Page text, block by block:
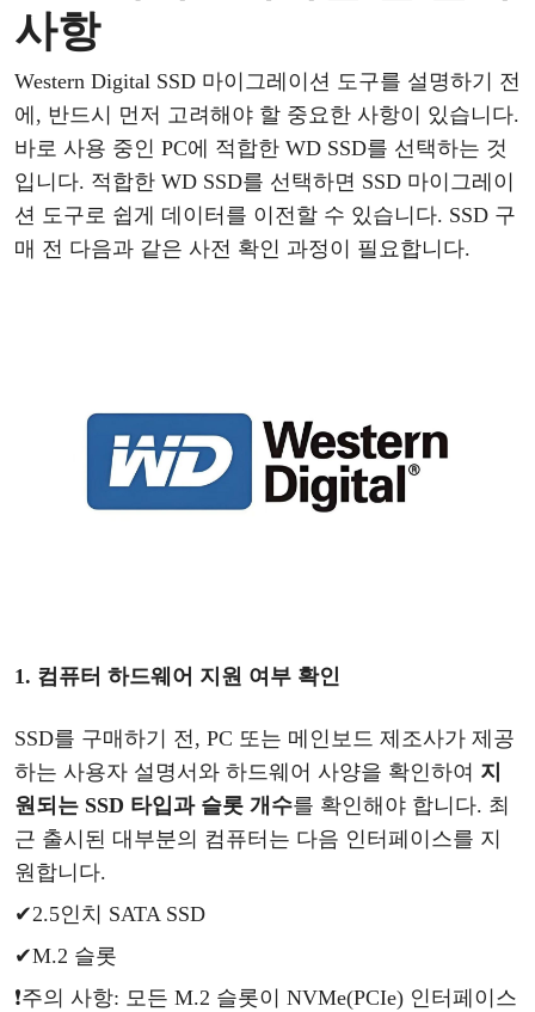
사항
Western Digital SSD 마이그레이션 도구를 설명하기
전
에 , 반드시 먼저 고려해야 할 중요한 사항이 있습니다.
바로 사용 중인 PC에 적합한 WD SSD를 선택하는 것
입니다. 적합한 WD SSD를 선택하면 SSD 마이그레이
션 도구로 쉽게 데이터를 이전할 수 있습니다. SSD 구
매 전 다음과 같은 사전 확인 과정이 필요합니다.
1. 컴퓨터 하드웨어 지원 여부 확인
SSD를 구매하기 전, PC 또는 메인보드 제조사가 제공
하는 사용자 설명서와 하드웨어 사양을 확인하여 지
원되는 SSD 타입과 슬롯 개수를 확인해야 합니다. 최
근 출시된 대부분의 컴퓨터는 다음 인터페이스를 지
원합니다.
✔2.5인치 SATA SSD
✔M.2 슬롯
❗주의 사항: 모든 M.2 슬롯이 NVMe(PCIe) 인터페이스